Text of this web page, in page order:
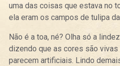
uma das coisas que estava no
ela eram os campos de tulipa
Não é a toa, né? Olha só a
dizendo que as cores são
parecem artificiais. Lindo